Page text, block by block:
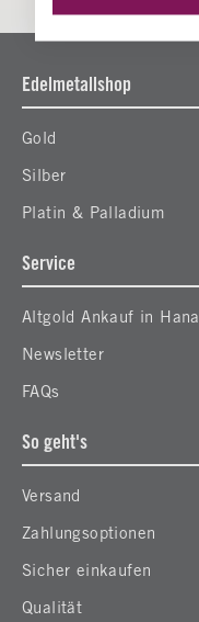
Edelmetallshop
Gold
Silber
Platin & Palladium
Service
Altgold Ankauf in
Newsletter
FAQs
So geht's
Versand
Zahlungsoptionen
Sicher einkaufen
Qualität